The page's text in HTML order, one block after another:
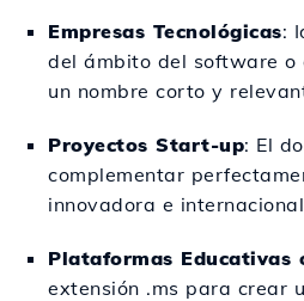
Empresas Tecnológicas:
del ámbito del software o
un nombre corto y
Proyectos Start-up: El
complementar
innovadora e
Plataformas Educativas
extensión .ms para crear